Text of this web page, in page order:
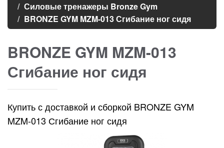
Силовые тренажеры Bronze Gym
BRONZE GYM MZM-013 Сгибание ног сидя
BRONZE GYM MZM-013
Сгибание ног сидя
Купить с доставкой и сборкой BRONZE GYM
MZM-013 Сгибание ног сидя